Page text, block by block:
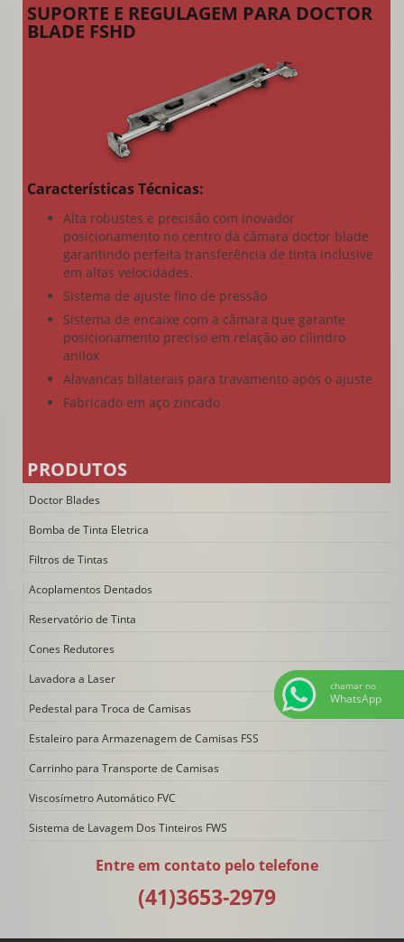
SUPORTE E REGULAGEM PARA DOCTOR
BLADE FSHD
Características Técnicas:
Alta robustes e precisão com inovador
posicionamento no centro da câmara doctor blade
garantindo perfeita transferência de tinta inclusive
em altas velocidades.
Sistema de ajuste fino de pressão
Sistema de encaixe com a câmara que garante
posicionamento preciso em relação ao cilindro
anilox
Alavancas bilaterais para travamento após o ajuste
Fabricado em aço zincado
PRODUTOS
Doctor Blades
Bomba de Tinta Eletrica
Filtros de Tintas
Acoplamentos Dentados
Reservatório de Tinta
Cones Redutores
Lavadora a Laser
Pedestal para Troca de Camisas
Estaleiro para Armazenagem de Camisas FSS
Carrinho para Transporte de Camisas
Viscosímetro Automático FVC
Sistema de Lavagem Dos Tinteiros FWS
Engrenagens Porta-clichêEntre em contato pelo telefone
(41)3653-2979
chamar no
WhatsApp